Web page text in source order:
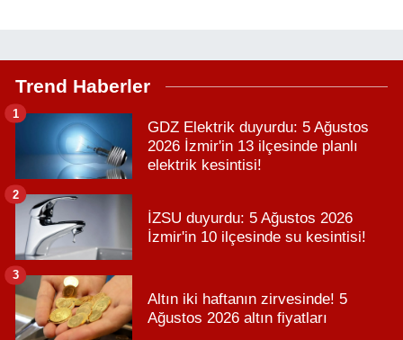
Trend Haberler
GDZ Elektrik duyurdu: 5 Ağustos
2026 İzmir'in 13 ilçesinde planlı
elektrik kesintisi!
1
İZSU duyurdu: 5 Ağustos 2026
İzmir'in 10 ilçesinde su kesintisi!
2
Altın iki haftanın zirvesinde! 5
Ağustos 2026 altın fiyatları
3